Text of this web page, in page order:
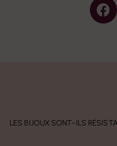
LES BIJOUX SONT-ILS